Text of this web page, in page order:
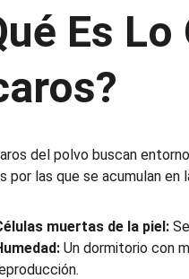
Es
del polvo buscan
por las que se acumulan en
muertas de la piel:
Un dormitorio con